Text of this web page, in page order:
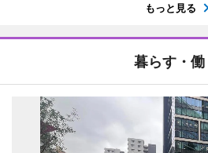
もっと見る
暮らす・働